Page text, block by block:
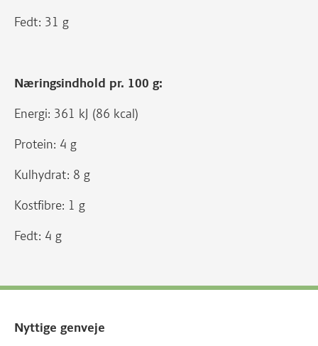
Fedt: 31 g
Næringsindhold pr. 100 g:
Energi: 361 kJ (86 kcal)
Protein: 4 g
Kulhydrat: 8 g
Kostfibre: 1 g
Fedt: 4 g
Nyttige genveje